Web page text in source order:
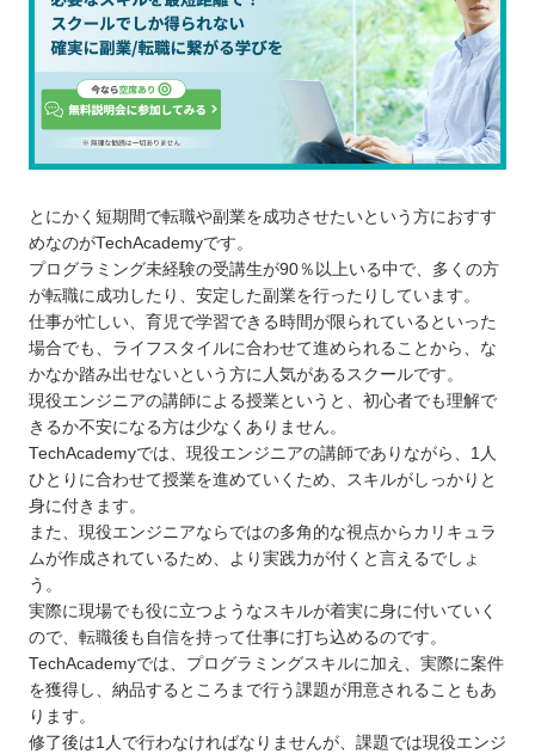
とにかく短期間で転職や副業を成功させたいという方におすす
めなのがTechAcademyです。
プログラミング未経験の受講生が90％以上いる中で、多くの方
が転職に成功したり、安定した副業を行ったりしています。
仕事が忙しい、育児で学習できる時間が限られているといった
場合でも、ライフスタイルに合わせて進められることから、な
かなか踏み出せないという方に人気があるスクールです。
現役エンジニアの講師による授業というと、初心者でも理解で
きるか不安になる方は少なくありません。
TechAcademyでは、現役エンジニアの講師でありながら、1人
ひとりに合わせて授業を進めていくため、スキルがしっかりと
身に付きます。
また、現役エンジニアならではの多角的な視点からカリキュラ
ムが作成されているため、より実践力が付くと言えるでしょ
う。
実際に現場でも役に立つようなスキルが着実に身に付いていく
ので、転職後も自信を持って仕事に打ち込めるのです。
TechAcademyでは、プログラミングスキルに加え、実際に案件
を獲得し、納品するところまで行う課題が用意されることもあ
ります。
修了後は1人で行わなければなりませんが、課題では現役エンジ